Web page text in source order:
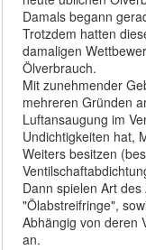
Damals begann
Trotzdem hatten
damaligen
Ölverbrauch.
Mit zunehmender
mehreren Gründen
Luftansaugung im
Undichtigkeiten hat,
Weiters besitzen
Dann spielen Art
"Ölabstreifringe",
Abhängig von deren
an.